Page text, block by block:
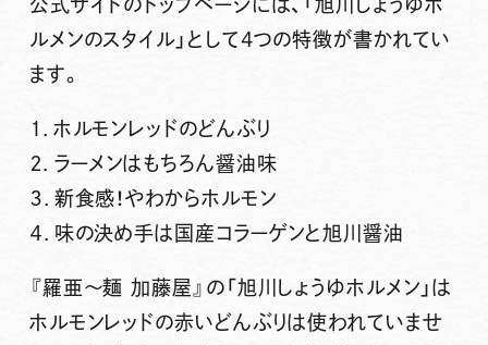
公式サイトのトップページには、「旭川しょうゆホ
ルメンのスタイル」として4つの特徴が書かれてい
ます。
１．ホルモンレッドのどんぶり
２．ラーメンはもちろん醤油味
３．新食感！やわからホルモン
４．味の決め手は国産コラーゲンと旭川醤油
『羅亜〜麺 加藤屋』 の 「旭川しょうゆホルメン」 は
ホルモンレッドの赤いどんぶりは使われていませ